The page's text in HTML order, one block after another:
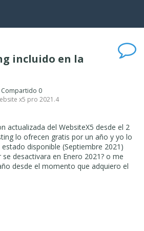
incluido en la
Compartido 0
x5 pro 2021.4
actualizada del WebsiteX5 desde el 2
lo ofrecen gratis por un año y yo lo
disponible (Septiembre 2021)
desactivara en Enero 2021? o me
desde el momento que adquiero el